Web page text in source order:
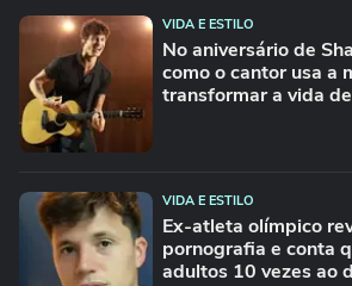
VIDA E ESTILO
No aniversário de
como o cantor usa a
transformar a vida
VIDA E ESTILO
Ex-atleta olímpico
pornografia e conta
adultos 10 vezes ao